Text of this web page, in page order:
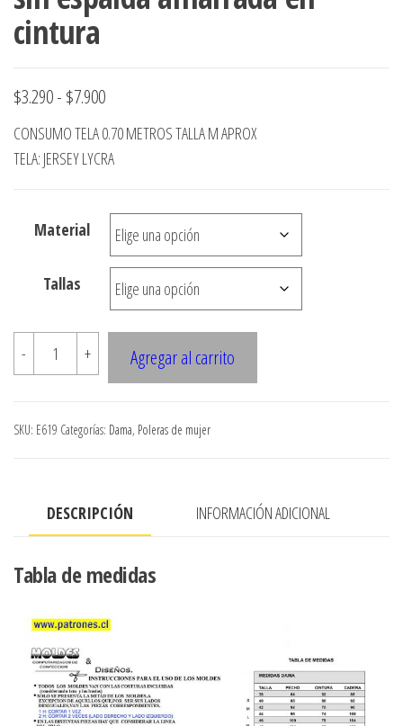
cintura
$3.290- $7.900Rango
de
precios:
$3.290
hasta
$7.900
CONSUMO TELA 0.70 METROS TALLA M APROX
TELA: JERSEY LYCRA
Material
Tallas
-
E619
Polera
cruzados
en
cantidad
+ Agregar al carrito
SKU: E619 Categorías: Dama, Poleras de mujer
DESCRIPCIÓN INFORMACIÓN ADICIONAL
Tabla de medidas